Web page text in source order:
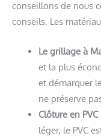
conseillons de nous
conseils. Les
Le grillage à
et la plus
et démarquer
ne préserve
Clôture en
léger, le PVC